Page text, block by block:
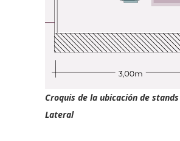
Croquis de la ubicación de
Lateral